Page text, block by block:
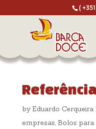
(
by Eduardo Cerqueira|
empresas, Bolos para